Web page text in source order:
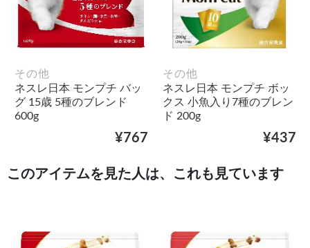
その他
ネスレ日本 モンプチ バッ
グ 15歳 5種のブレンド
600g
¥767
その他
ネスレ日本 モンプチ ボッ
クス 小魚入り7種のブレン
ド 200g
¥437
このアイテムを見た人は、これも見ています